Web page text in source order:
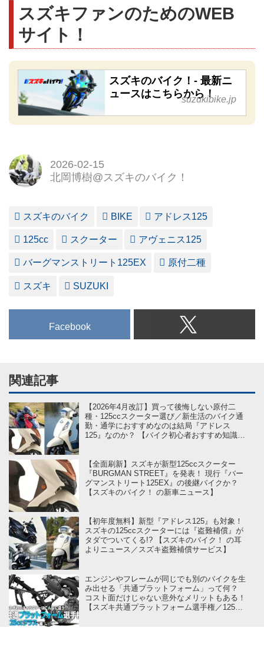
スズキファンのためのWEB
サイト！
スズキのバイク！- 最新ニ
ュースはこちらから！
suzukibike.jp
2026-02-15
北岡博樹@スズキのバイク！
スズキのバイク BIKE アドレス125
125cc スクーター アヴェニス125
バーグマンストリート125EX 原付二種
スズキ SUZUKI
Facebook
関連記事
【2026年4月改訂】買って後悔しない原付二
種・125ccスクーター選び／新生活のバイク通
勤・通学におすすめなのは結局『アドレス
125』なのか？ 【バイク初心者おすすめ知識学
【全面刷新】スズキが新型125ccスクーター
『BURGMAN STREET』を発表！ 現行『バー
グマンストリート125EX』の後継バイクか？
【スズキのバイク！ の新車ニュース】
【初年度無料】新型『アドレス125』も対象！
スズキの125ccスクーターには『盗難補償』が
タダでついてくる!? 【スズキのバイク！ の耳
よりニュース／スズキ盗難補償サービス】
エンジンやフレームが同じでも別のバイクを生
み出せる「共通プラットフォーム」って何？
コスト面だけじゃない意外なメリットもある！
【スズキ共通プラットフォーム選手権／125cc